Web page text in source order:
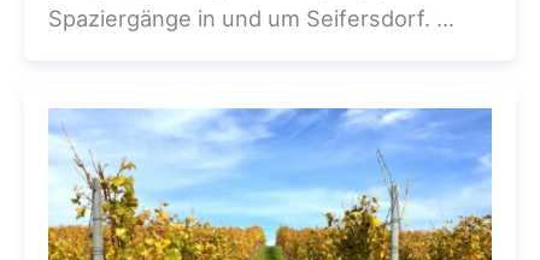
Spaziergänge in und um Seifersdorf. …